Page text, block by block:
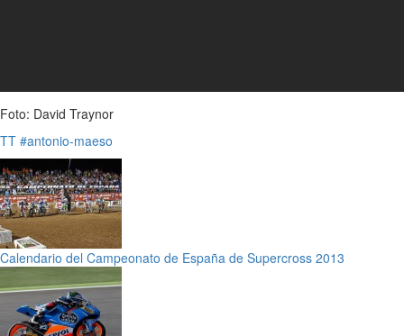
Foto: David Traynor
TT #antonio-maeso
Calendario del Campeonato de España de Supercross 2013